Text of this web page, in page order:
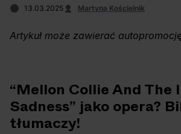
nocne koncerty
warte uwagi!
13.03.2025 Martyna Kościelnik
Artykuł może zawierać
“Mellon Collie And The
Sadness” jako opera?
tłumaczy!